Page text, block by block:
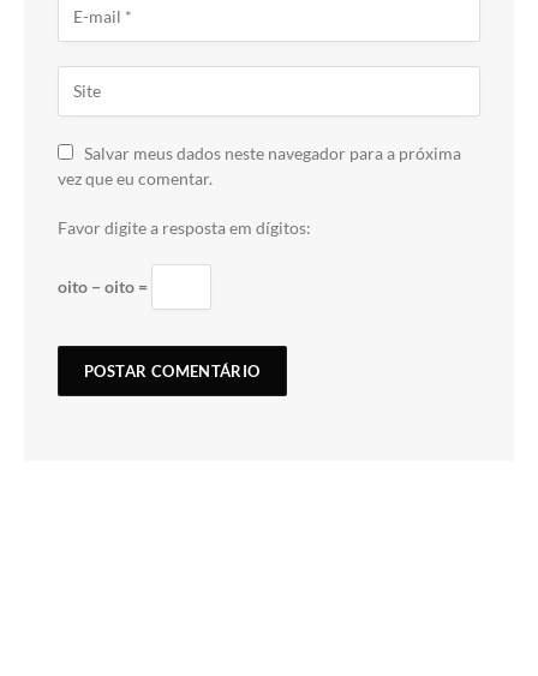
Salvar meus dados neste navegador para a próxima
vez que eu comentar.
Favor digite a resposta em dígitos:
oito − oito =